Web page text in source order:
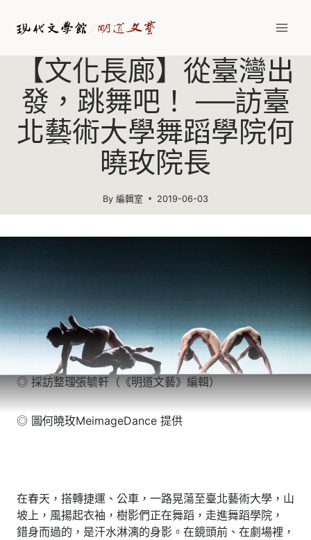
【文化長廊】從臺灣出
發，跳舞吧！ ──訪臺
北藝術大學舞蹈學院何
曉玫院長
By 編輯室 2019-06-03
◎ 採訪整理∕張毓軒（《明道文藝》編輯）
◎ 圖∕何曉玫MeimageDance 提供
在春天，搭轉捷運、公車，一路晃蕩至臺北藝術大學，山
坡上，風揚起衣袖，樹影們正在舞蹈，走進舞蹈學院，
錯身而過的，是汗水淋漓的身影。在鏡頭前、在劇場裡，